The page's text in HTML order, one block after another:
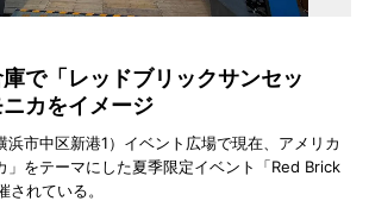
で「レッドブリックサンセッ
カをイメージ
浜市中区新港1）イベント広場で現在、アメリカ
」をテーマにした夏季限定イベント「Red Brick
れている。